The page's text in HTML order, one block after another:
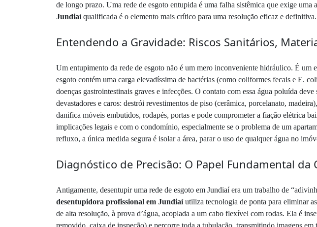
de longo prazo. Uma rede de esgoto entupida é uma falha sistêmica que exige
Jundiaíqualificada é o elemento mais crítico para uma resolução eficaz e definitiva.
Entendendo a Gravidade: Riscos Sanitários,
Um entupimento da rede de esgoto não é um mero inconveniente hidráulico. É
esgoto contém uma carga elevadíssima de bactérias (como coliformes fecais e E.
doenças gastrointestinais graves e infecções. O contato com essa água poluída
devastadores e caros: destrói revestimentos de piso (cerâmica, porcelanato,
danifica móveis embutidos, rodapés, portas e pode comprometer a fiação elétrica
implicações legais e com o condomínio, especialmente se o problema de um
refluxo, a única medida segura é isolar a área, parar o uso de qualquer água no
Diagnóstico de Precisão: O Papel Fundamental da
Antigamente, desentupir uma rede de esgoto em Jundiaí era um trabalho de
desentupidora profissional em Jundiaíutiliza tecnologia de ponta para eliminar
de alta resolução, à prova d’água, acoplada a um cabo flexível com rodas. Ela é
removido, caixa de inspeção) e percorre toda a tubulação, transmitindo imagens